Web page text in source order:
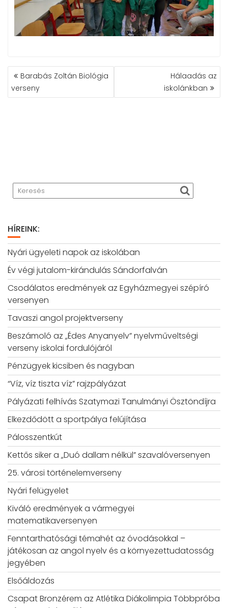
BEJEGYZÉS
NAVIGÁCIÓ
Barabás Zoltán Biológia
verseny
Hálaadás az
iskolánkban
HÍREINK:
Nyári ügyeleti napok az iskolában
Év végi jutalom-kirándulás Sándorfalván
Csodálatos eredmények az Egyházmegyei szépíró
versenyen
Tavaszi angol projektverseny
Beszámoló az „Édes Anyanyelv” nyelvműveltségi
verseny iskolai fordulójáról
Pénzügyek kicsiben és nagyban
“Víz, víz tiszta víz” rajzpályázat
Pályázati felhívás Szatymazi Tanulmányi Ösztöndíjra
Elkezdődött a sportpálya felújítása
Pálosszentkút
Kettős siker a „Duó dallam nélkül” szavalóversenyen
25. városi történelemverseny
Nyári felügyelet
Kiváló eredmények a vármegyei
matematikaversenyen
Fenntarthatósági témahét az óvodásokkal –
játékosan az angol nyelv és a környezettudatosság
jegyében
Elsőáldozás
Csapat Bronzérem az Atlétika Diákolimpia Többpróba